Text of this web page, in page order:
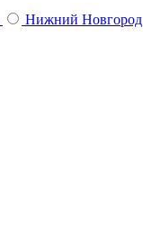
Нижний Новгород